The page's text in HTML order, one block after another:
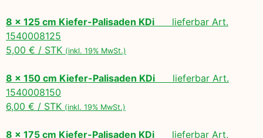
8 x 125 cm Kiefer-Palisaden KDi lieferbar Art.
1540008125
5,00 € / STK (inkl. 19% MwSt.)
8 x 150 cm Kiefer-Palisaden KDi lieferbar Art.
1540008150
6,00 € / STK (inkl. 19% MwSt.)
8 x 175 cm Kiefer-Palisaden KDi lieferbar Art.